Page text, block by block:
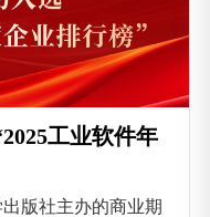
工业软件年
版社主办的商业期